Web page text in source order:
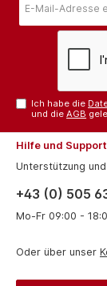
Ich habe die
und dieAGB
Hilfe und Support
Unterstützung
+43 (0) 505
Mo-Fr 09:00 -
Oder über unser